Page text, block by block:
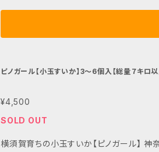
個または各3個ずつ含まれ、合計約7キロ
所で保存してください。食べる数時間前に
かる場合がございますので、事前にご確認
小玉すいかの美味しさをぜひお楽しみくださ
ピノガール【小玉すいか】3〜6個入【総量７キロ以
¥4,500
SOLD OUT
横須賀育ちの小玉すいか【ピノガール】 神奈川県横須賀市の太陽と海風に育まれた、みずみずしい夏の